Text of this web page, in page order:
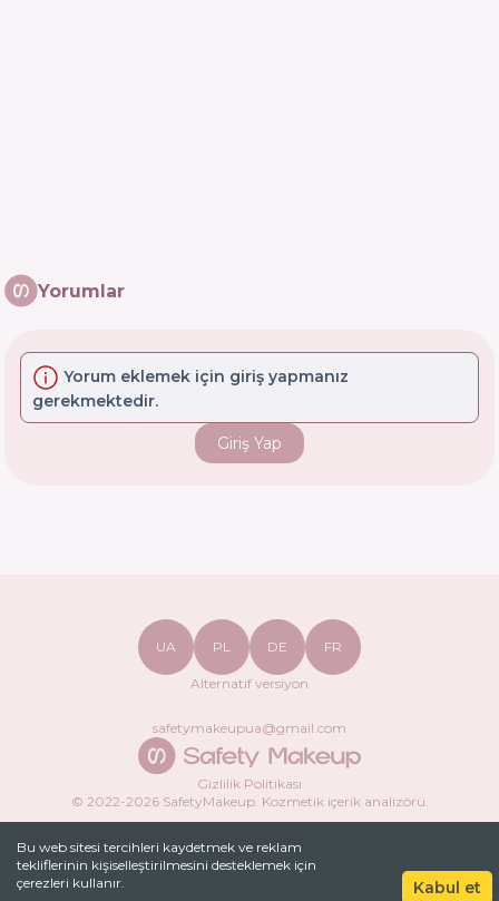
Bu web sitesi tercihleri ​​kaydetmek ve reklam
tekliflerinin kişiselleştirilmesini desteklemek için
çerezleri kullanır.
Kabul et
Yorumlar
Yorum eklemek için giriş yapmanız
gerekmektedir.
Giriş Yap
Gizlilik Politikası
© 2022-2026SafetyMakeup. Kozmetik içerik analizörü.
UA PL DE FR
Alternatif versiyon
safetymakeupua@gmail.com